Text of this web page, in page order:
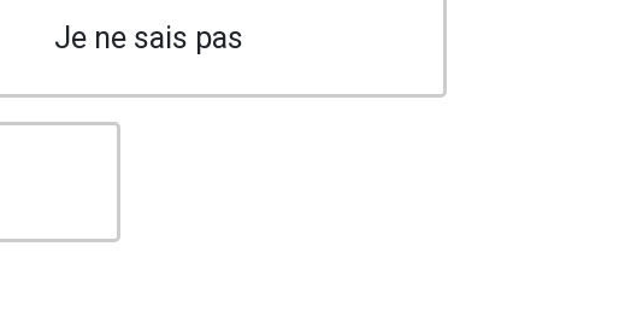
Je ne sais pas